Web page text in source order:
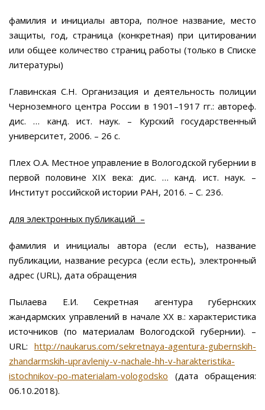
фамилия и инициалы автора, полное название, место
защиты, год, страница (конкретная) при цитировании
или общее количество страниц работы (только в Списке
литературы)
Главинская С.Н. Организация и деятельность полиции
Черноземного центра России в 1901–1917 гг.: автореф.
дис. … канд. ист. наук. – Курский государственный
университет, 2006. – 26 с.
Плех О.А. Местное управление в Вологодской губернии в
первой половине XIX века: дис. … канд. ист. наук. –
Институт российской истории РАН, 2016. – С. 236.
для электронных публикаций –
фамилия и инициалы автора (если есть), название
публикации, название ресурса (если есть), электронный
адрес (URL), дата обращения
Пылаева Е.И. Секретная агентура губернских
жандармских управлений в начале ХХ в.: характеристика
источников (по материалам Вологодской губернии). –
URL: http://naukarus.com/sekretnaya-agentura-gubernskih-
zhandarmskih-upravleniy-v-nachale-hh-v-harakteristika-
istochnikov-po-materialam-vologodsko (дата обращения:
06.10.2018).